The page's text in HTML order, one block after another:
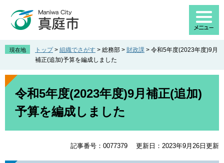
先
。
を
て
現在地 トップ > 組織でさがす > 総務部 > 財政課 > 令和5年度(2023年度)9月
補正(追加)予算を編成しました
本
令和5年度(2023年度)9月補正(追加)
予算を編成しました
記事番号：0077379 更新日：2023年9月26日更新